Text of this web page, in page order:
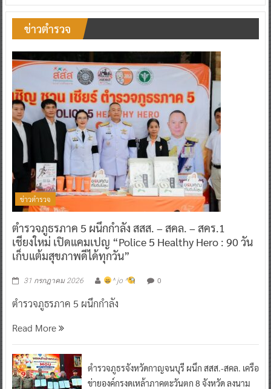
ข่าวตำรวจ
ข่าวตำรวจ
ตำรวจภูธรภาค 5 ผนึกกำลัง สสส. – สคล. – สคร.1
เชียงใหม่ เปิดแคมเปญ “Police 5 Healthy Hero : 90 วัน
เก็บแต้มสุขภาพดีได้ทุกวัน”
31 กรกฎาคม 2026 ^ jo ^ 0
ตำรวจภูธรภาค 5 ผนึกกำลัง
Read More
ตำรวจภูธรจังหวัดกาญจนบุรี ผนึก สสส.-สคล. เครือ
ข่ายองค์กรงดเหล้าภาคตะวันตก 8 จังหวัด ลงนาม